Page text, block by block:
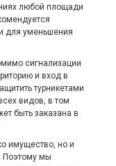
любой площади
для уменьшения
сигнализации
и вход в
турникетами
видов, в том
быть заказана в
имущество, но и
Поэтому мы